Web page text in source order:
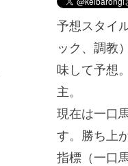
予想スタイ
ック、調教
味して予想
主。
現在は一口
す。勝ち上
指標（一口